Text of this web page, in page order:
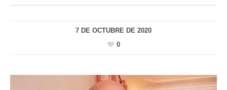
7 DE OCTUBRE DE 2020
0